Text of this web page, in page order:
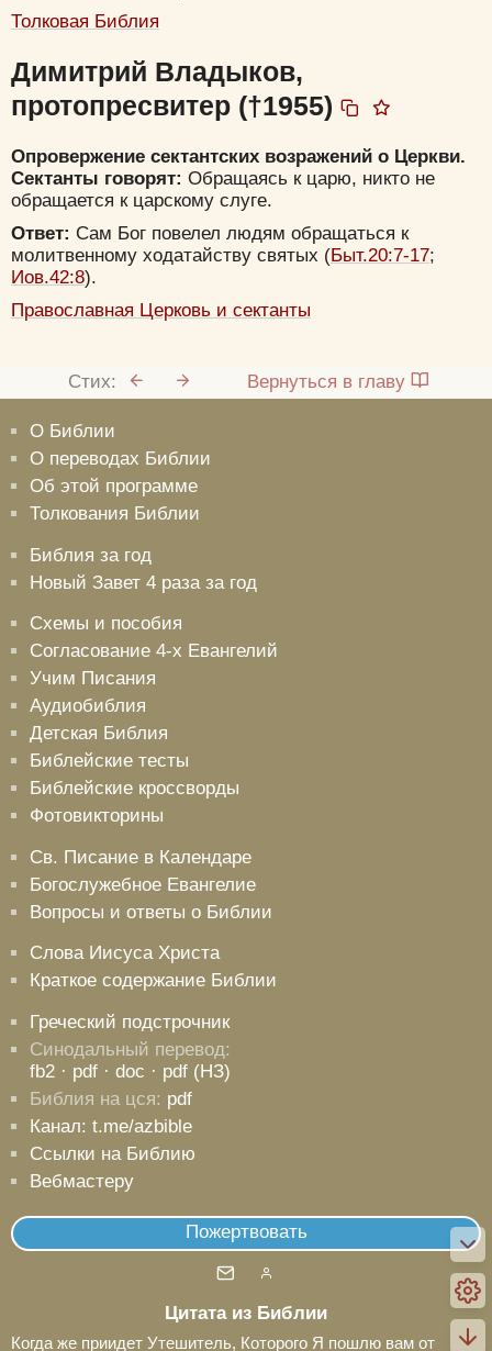
Толковая Библия
Димитрий Владыков,
протопресвитер (†1955)
Опровержение сектантских возражений о Церкви.
Сектанты говорят: Обращаясь к царю, никто не
обращается к царскому слуге.
Ответ: Сам Бог повелел людям обращаться к
молитвенному ходатайству святых (Быт.20:7-17;
Иов.42:8).
Православная Церковь и сектанты
Стих: Вернуться в главу
О Библии
О переводах Библии
Об этой программе
Толкования Библии
Библия за год
Новый Завет 4 раза за год
Схемы и пособия
Согласование 4-х Евангелий
Учим Писания
Аудиобиблия
Детская Библия
Библейские тесты
Библейские кроссворды
Фотовикторины
Св. Писание в Календаре
Богослужебное Евангелие
Вопросы и ответы о Библии
Слова Иисуса Христа
Краткое содержание Библии
Греческий подстрочник
Синодальный перевод:
fb2 · pdf · doc · pdf (НЗ)
Библия на цся: pdf
Канал: t.me/azbible
Ссылки на Библию
Вебмастеру
Пожертвовать
Цитата из Библии
Когда же приидет Утешитель, Которого Я пошлю вам от